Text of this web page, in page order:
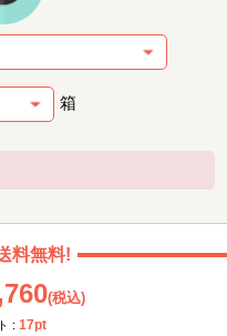
箱
料無料!
(税込)
: 17pt